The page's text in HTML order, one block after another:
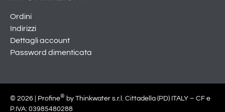
Ordini
Indirizzi
Dettagli account
Password dimenticata
© 2026 | Profine® by Thinkwater s.r.l. Cittadella (PD) ITALY – CF e
P.IVA: 03985480288